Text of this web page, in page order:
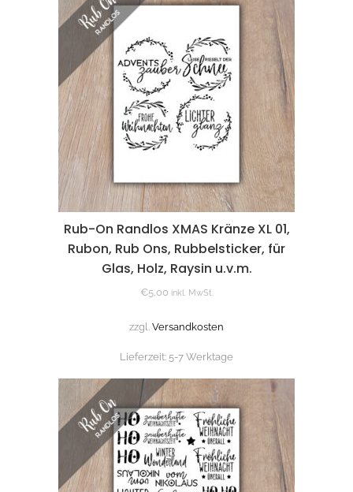
Rub-On Randlos XMAS Kränze XL 01,
Rubon, Rub Ons, Rubbelsticker, für
Glas, Holz, Raysin u.v.m.
€5,00 inkl. MwSt.
zzgl. Versandkosten
Lieferzeit: 5-7 Werktage